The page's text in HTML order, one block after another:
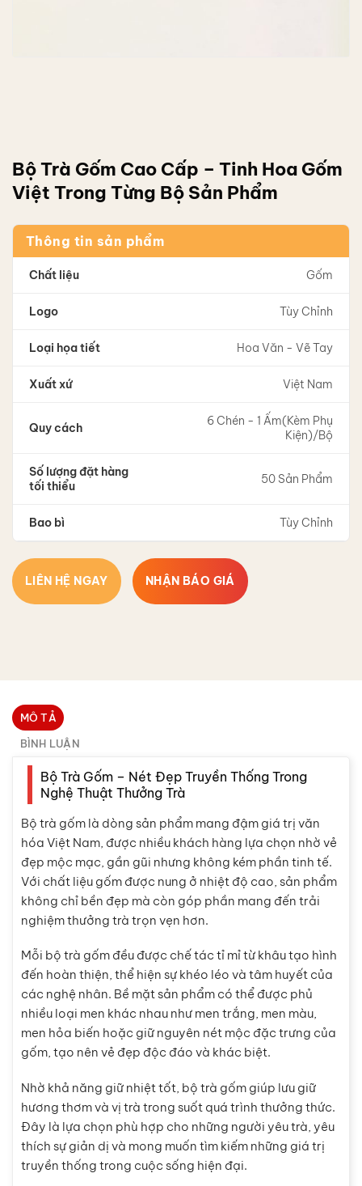
Bộ Trà Gốm Cao Cấp – Tinh Hoa Gốm
Việt Trong Từng Bộ Sản Phẩm
Thông tin sản phẩm
Chất liệu Gốm
Logo Tùy Chỉnh
Loại họa tiết Hoa Văn - Vẽ Tay
Xuất xứ Việt Nam
Quy cách
6 Chén - 1 Ấm(Kèm Phụ
Kiện)/Bộ
Số lượng đặt hàng
tối thiểu
50 Sản Phẩm
Bao bì Tùy Chỉnh
LIÊN HỆ NGAY NHẬN BÁO GIÁ
MÔ TẢ
BÌNH LUẬN
Bộ Trà Gốm – Nét Đẹp Truyền Thống Trong
Nghệ Thuật Thưởng Trà
Bộ trà gốm là dòng sản phẩm mang đậm giá trị văn
hóa Việt Nam, được nhiều khách hàng lựa chọn nhờ vẻ
đẹp mộc mạc, gần gũi nhưng không kém phần tinh tế.
Với chất liệu gốm được nung ở nhiệt độ cao, sản phẩm
không chỉ bền đẹp mà còn góp phần mang đến trải
nghiệm thưởng trà trọn vẹn hơn.
Mỗi bộ trà gốm đều được chế tác tỉ mỉ từ khâu tạo hình
đến hoàn thiện, thể hiện sự khéo léo và tâm huyết của
các nghệ nhân. Bề mặt sản phẩm có thể được phủ
nhiều loại men khác nhau như men trắng, men màu,
men hỏa biến hoặc giữ nguyên nét mộc đặc trưng của
gốm, tạo nên vẻ đẹp độc đáo và khác biệt.
Nhờ khả năng giữ nhiệt tốt, bộ trà gốm giúp lưu giữ
hương thơm và vị trà trong suốt quá trình thưởng thức.
Đây là lựa chọn phù hợp cho những người yêu trà, yêu
thích sự giản dị và mong muốn tìm kiếm những giá trị
truyền thống trong cuộc sống hiện đại.